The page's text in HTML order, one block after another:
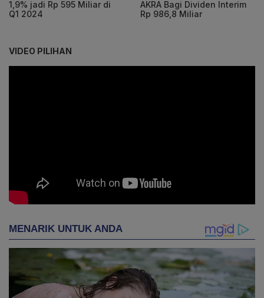
1,9% jadi Rp 595 Miliar di
Q1 2024
AKRA Bagi Dividen Interim
Rp 986,8 Miliar
VIDEO PILIHAN